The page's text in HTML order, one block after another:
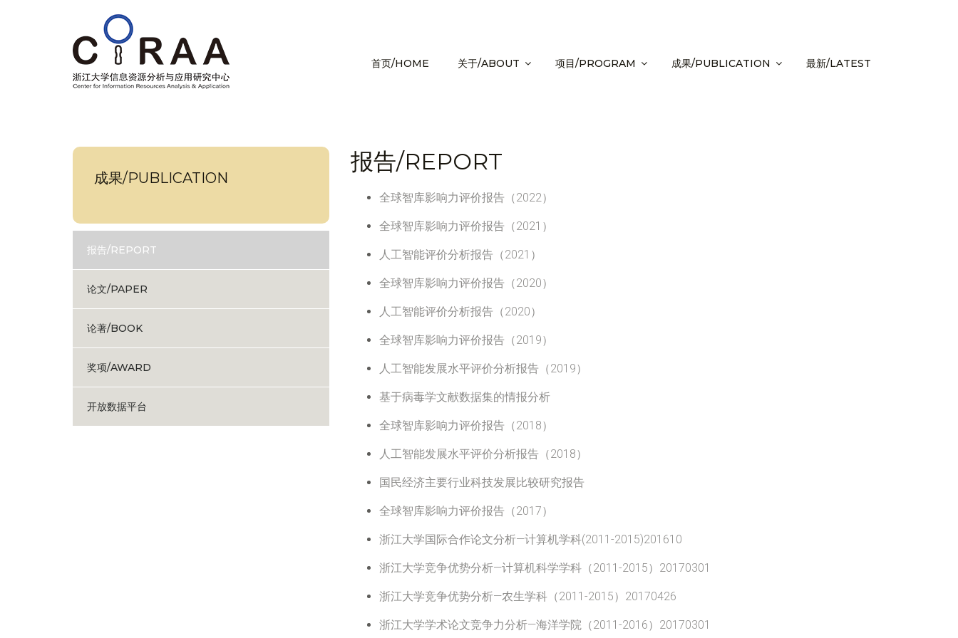
首页/HOME 关于/ABOUT 项目/PROGRAM 成果/PUBLICATION 最新/LATEST
成果/PUBLICATION
报告/REPORT
论文/PAPER
论著/BOOK
奖项/AWARD
开放数据平台
报告/REPORT
全球智库影响力评价报告（2022）
全球智库影响力评价报告（2021）
人工智能评价分析报告（2021）
全球智库影响力评价报告（2020）
人工智能评价分析报告（2020）
全球智库影响力评价报告（2019）
人工智能发展水平评价分析报告（2019）
基于病毒学文献数据集的情报分析
全球智库影响力评价报告（2018）
人工智能发展水平评价分析报告（2018）
国民经济主要行业科技发展比较研究报告
全球智库影响力评价报告（2017）
浙江大学国际合作论文分析—计算机学科(2011-2015)201610
浙江大学竞争优势分析—计算机科学学科（2011-2015）20170301
浙江大学竞争优势分析—农生学科（2011-2015）20170426
浙江大学学术论文竞争力分析—海洋学院（2011-2016）20170301